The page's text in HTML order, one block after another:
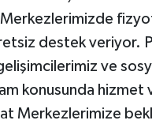
Merkezlerimizde
destek veriyor.
ve sosyal
konusunda hizmet
Merkezlerimize